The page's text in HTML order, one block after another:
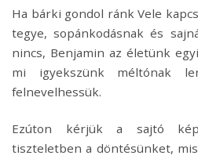
Ha bárki gondol ránk Vele
tegye, sopánkodásnak és
nincs, Benjamin az életünk
mi igyekszünk méltónak
felnevelhessük.
Ezúton kérjük a sajtó
tiszteletben a döntésünket,